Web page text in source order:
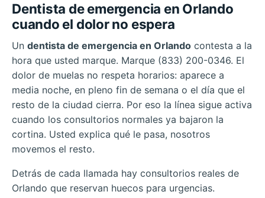
Dentista de emergencia en Orlando
cuando el dolor no espera
Un dentista de emergencia en Orlando contesta a la
hora que usted marque. Marque (833) 200-0346. El
dolor de muelas no respeta horarios: aparece a
media noche, en pleno fin de semana o el día que el
resto de la ciudad cierra. Por eso la línea sigue activa
cuando los consultorios normales ya bajaron la
cortina. Usted explica qué le pasa, nosotros
movemos el resto.
Detrás de cada llamada hay consultorios reales de
Orlando que reservan huecos para urgencias.